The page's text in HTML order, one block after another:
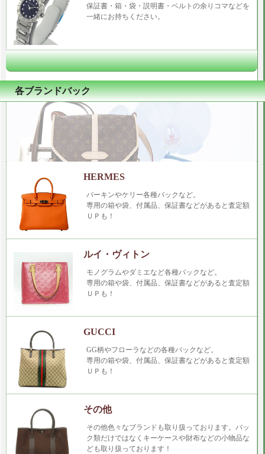
保証書・箱・袋・説明書・ベルトの余りコマなどを
一緒にお持ちください。
各ブランドバック
HERMES
バーキンやケリー各種バックなど。
専用の箱や袋、付属品、保証書などがあると査定額
ＵＰも！
ルイ・ヴィトン
モノグラムやダミエなど各種バックなど。
専用の箱や袋、付属品、保証書などがあると査定額
ＵＰも！
GUCCI
GG柄やフローラなどの各種バックなど。
専用の箱や袋、付属品、保証書などがあると査定額
ＵＰも！
その他
その他色々なブランドも取り扱っております。バッ
ク類だけではなくキーケースや財布などの小物品な
ども取り扱っております！